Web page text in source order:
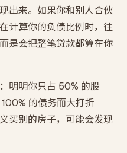
出来。如果你和别人合伙
计算你的负债比例时，往
是会把整笔贷款都算在你
明明你只占 50% 的股
的债务而大打折
买别的房子，可能会发现